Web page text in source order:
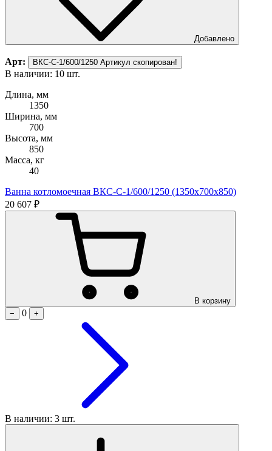
Добавлено
Арт: ВКС-С-1/600/1250 Артикул скопирован!
В наличии: 10 шт.
Длина, мм
1350
Ширина, мм
700
Высота, мм
850
Масса, кг
40
Ванна котломоечная ВКС-С-1/600/1250 (1350х700х850)
20 607 ₽
В корзину
−
0 +
В наличии: 3 шт.